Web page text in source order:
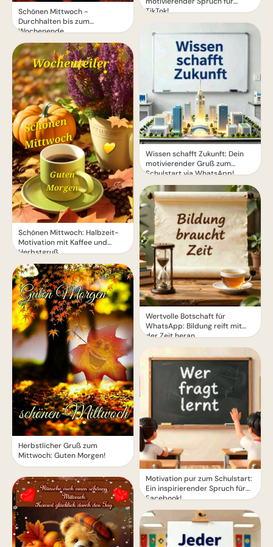
Schönen Mittwoch -
Durchhalten bis zum
Wochenende
Schönen Mittwoch: Halbzeit-
Motivation mit Kaffee und
Herbstgruß
Herbstlicher Gruß zum
Mittwoch: Guten Morgen!
TikTok!
Wissen schafft Zukunft: Dein
motivierender Gruß zum
Schulstart via WhatsApp!
Wertvolle Botschaft für
WhatsApp: Bildung reift mit
der Zeit heran
Motivation pur zum Schulstart:
Ein inspirierender Spruch für
Facebook!